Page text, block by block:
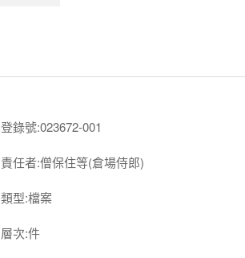
登錄號:023672-001
責任者:僧保住等(倉場侍郎)
類型:檔案
層次:件